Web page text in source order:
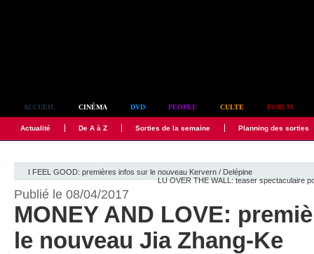
ACCUEIL CINÉMA DVD PEOPLE CULTE FORUM
Actualité De A à Z Sorties de la semaine Planning des sorties
I FEEL GOOD: premières infos sur le nouveau Kervern / Delépine
LU OVER THE WALL: teaser spectaculaire
Publié le 08/04/2017
MONEY AND LOVE:
le nouveau Jia Zhang-Ke